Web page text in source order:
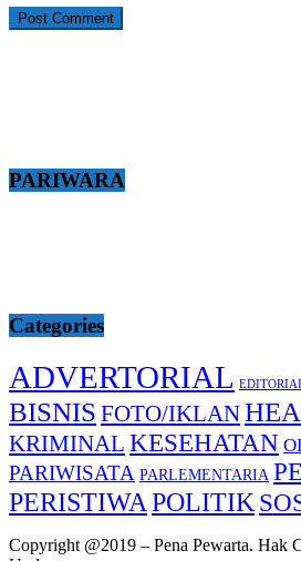
PARIWARA
Categories
ADVERTORIAL
BISNIS FOTO/IKLAN
KRIMINAL KESEHATAN
PARIWISATA PARLEMENTARIA
PERISTIWA POLITIK
Copyright @2019 – Pena Pewarta. Hak